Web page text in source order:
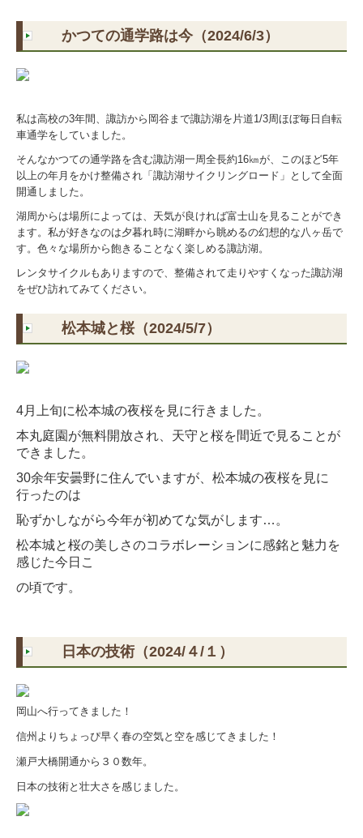
かつての通学路は今（2024/6/3）
私は高校の3年間、諏訪から岡谷まで諏訪湖を片道1/3周ほぼ毎日自転
車通学をしていました。
そんなかつての通学路を含む諏訪湖一周全長約16㎞が、このほど5年
以上の年月をかけ整備され「諏訪湖サイクリングロード」として全面
開通しました。
湖周からは場所によっては、天気が良ければ富士山を見ることができ
ます。私が好きなのは夕暮れ時に湖畔から眺めるの幻想的な八ヶ岳で
す。色々な場所から飽きることなく楽しめる諏訪湖。
レンタサイクルもありますので、整備されて走りやすくなった諏訪湖
をぜひ訪れてみてください。
松本城と桜（2024/5/7）
4月上旬に松本城の夜桜を見に行きました。
本丸庭園が無料開放され、天守と桜を間近で見ることが
できました。
30余年安曇野に住んでいますが、松本城の夜桜を見に
行ったのは
恥ずかしながら今年が初めてな気がします…。
松本城と桜の美しさのコラボレーションに感銘と魅力を
感じた今日こ
の頃です。
日本の技術（2024/４/１）
岡山へ行ってきました！
信州よりちょっぴ早く春の空気と空を感じてきました！
瀬戸大橋開通から３０数年。
日本の技術と壮大さを感じました。